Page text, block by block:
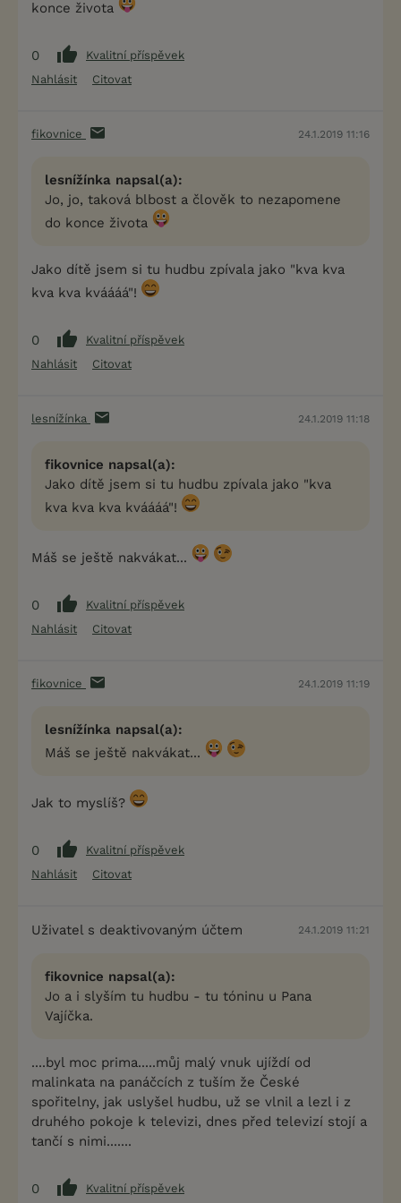
konce života
0
Kvalitní příspěvek
Nahlásit
Citovat
fikovnice 24.1.2019 11:16
lesnížínka napsal(a):
Jo, jo, taková blbost a člověk to nezapomene
do konce života
Jako dítě jsem si tu hudbu zpívala jako "kva kva
kva kva kváááá"!
0
Kvalitní příspěvek
Nahlásit
Citovat
lesnížínka 24.1.2019 11:18
fikovnice napsal(a):
Jako dítě jsem si tu hudbu zpívala jako "kva
kva kva kva kváááá"!
Máš se ještě nakvákat...
0
Kvalitní příspěvek
Nahlásit
Citovat
fikovnice 24.1.2019 11:19
lesnížínka napsal(a):
Máš se ještě nakvákat...
Jak to myslíš?
0
Kvalitní příspěvek
Nahlásit
Citovat
Uživatel s deaktivovaným účtem 24.1.2019 11:21
fikovnice napsal(a):
Jo a i slyším tu hudbu - tu tóninu u Pana
Vajíčka.
....byl moc prima.....můj malý vnuk ujíždí od
malinkata na panáčcích z tuším že České
spořitelny, jak uslyšel hudbu, už se vlnil a lezl i z
druhého pokoje k televizi, dnes před televizí stojí a
tančí s nimi.......
0
Kvalitní příspěvek